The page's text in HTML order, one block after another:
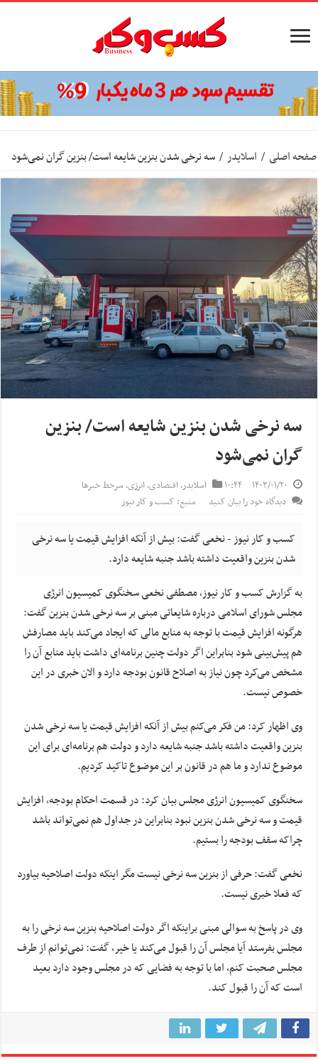
صفحه اصلی / اسلایدر / سه نرخی شدن بنزین شایعه است/ بنزین‌ گران نمی‌شود
سه نرخی شدن بنزین شایعه است/ بنزین‌
گران نمی‌شود
۱۴۰۳/۰۱/۲۰ ۱۰:۴۴ اسلایدر,اقتصادی,انرژی,سرخط خبرها
دیدگاه خود را بیان کنید
منبع: کسب و کار نیوز
کسب و کار نیوز - نخعی گفت: بیش از آنکه افزایش قیمت یا سه نرخی
شدن بنزین واقعیت داشته باشد جنبه شایعه دارد.
به گزارش کسب و کار نیوز، مصطفی نخعی سخنگوی کمیسیون انرژی
مجلس شورای اسلامی درباره شایعاتی مبنی بر سه نرخی شدن بنزین گفت:
هرگونه افزایش قیمت با توجه به منابع مالی که ایجاد می‌کند باید مصارفش
هم پیش‌بینی شود بنابراین اگر دولت چنین برنامه‌ای داشت باید منابع آن را
مشخص می‌کرد چون نیاز به اصلاح قانون بودجه دارد و الان خبری در این
خصوص نیست.
وی اظهار کرد: من فکر می‌کنم بیش از آنکه افزایش قیمت یا سه نرخی شدن
بنزین واقعیت داشته باشد جنبه شایعه دارد و دولت هم برنامه‌ای برای این
موضوع ندارد و ما هم در قانون بر این موضوع تاکید کردیم.
سخنگوی کمیسیون انرژی مجلس بیان کرد: در قسمت احکام بودجه، افزایش
قیمت و سه نرخی شدن بنزین نبود بنابراین در جداول هم نمی‌تواند باشد
چراکه سقف بودجه را بستیم.
نخعی گفت: حرفی از بنزین سه نرخی نیست مگر اینکه دولت اصلاحیه بیاورد
که فعلا خبری نیست.
وی در پاسخ به سوالی مبنی براینکه اگر دولت اصلاحیه بنزین سه نرخی را به
مجلس بفرستد آیا مجلس آن را قبول می‌کند یا خیر، گفت: نمی‌توانم از طرف
مجلس صحبت کنم، اما با توجه به فضایی که در مجلس وجود دارد بعید
است که آن را قبول کند.